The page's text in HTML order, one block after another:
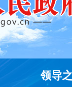
领导